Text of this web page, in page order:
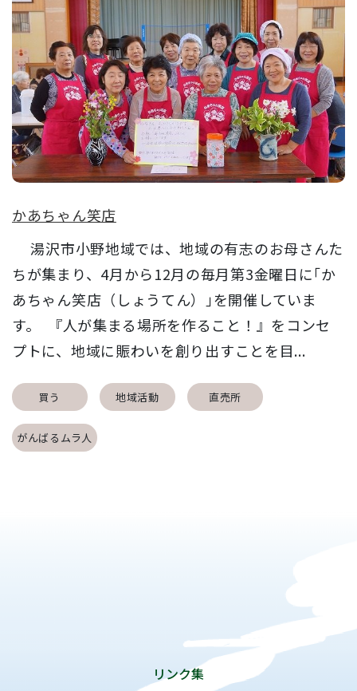
かあちゃん笑店
湯沢市小野地域では、地域の有志のお母さんた
ちが集まり、4月から12月の毎月第3金曜日に｢か
あちゃん笑店（しょうてん）｣を開催していま
す。 『人が集まる場所を作ること！』をコンセ
プトに、地域に賑わいを創り出すことを目...
買う 地域活動 直売所
がんばるムラ人
リンク集